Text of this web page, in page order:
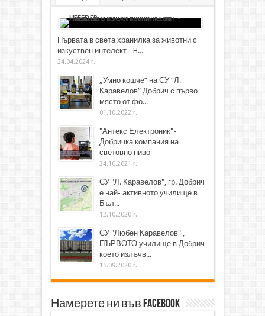
Първата в света хранилка за животни с
изкуствен интелект - H...
24.04.2024 г.
„Умно кошче“ на СУ “Л.
Каравелов” Добрич с първо
място от фо...
01.10.2022 г.
"Антекс Електроник"-
Добричка компания на
световно ниво
24.10.2021 г.
СУ "Л. Каравелов", гр. Добрич
е най- активното училище в
Бъл...
12.10.2020 г.
СУ "Любен Каравелов" ,
ПЪРВОТО училище в Добрич
което излъчв...
15.09.2020 г.
Намерете ни във Facebook